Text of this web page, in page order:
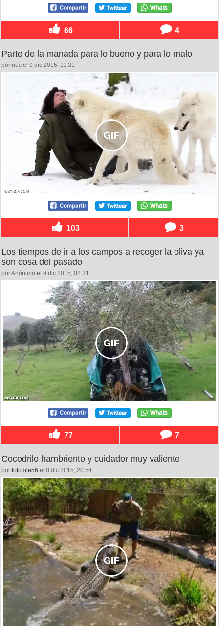
66 4
Parte de la manada para lo bueno y para lo malo
por nus el 9 dic 2015, 11:31
103 3
Los tiempos de ir a los campos a recoger la oliva ya
son cosa del pasado
por Anónimo el 9 dic 2015, 02:31
77 7
Cocodrilo hambriento y cuidador muy valiente
por totodile56 el 8 dic 2015, 20:54